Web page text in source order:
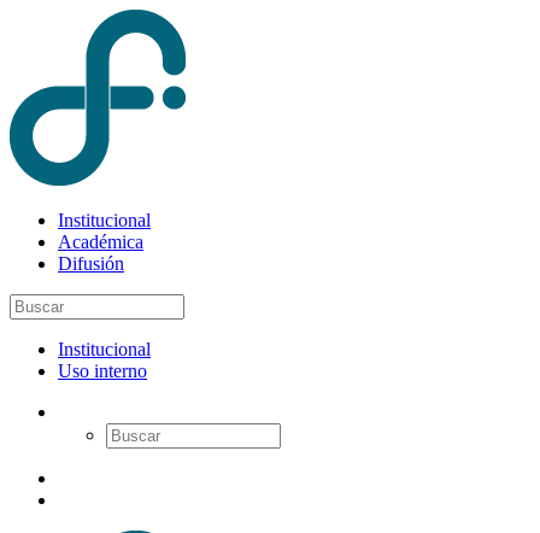
Institucional
Académica
Difusión
Institucional
Uso interno